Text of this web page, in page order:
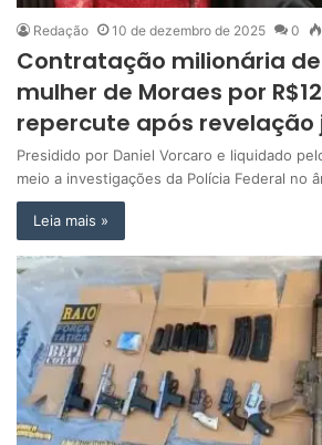
Redação 10 de dezembro de 2025 0
Contratação milionária
mulher de Moraes por
repercute após
Presidido por Daniel Vorcaro e liquidado
meio a investigações da Polícia Federal no
Leia mais »